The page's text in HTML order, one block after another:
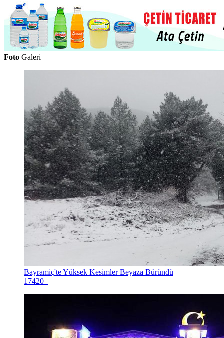
Foto Galeri
Bayramiç'te Yüksek Kesimler Beyaza Büründü
17420